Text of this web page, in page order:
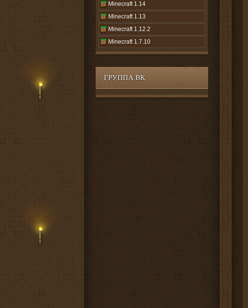
Minecraft 1.14
Minecraft 1.13
Minecraft 1.12.2
Minecraft 1.7.10
ГРУППА ВК